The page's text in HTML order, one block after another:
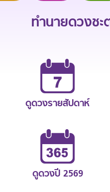
ทำนายดวงชะ
ดูดวงรายสัปดาห์
ดูดวงปี 2569